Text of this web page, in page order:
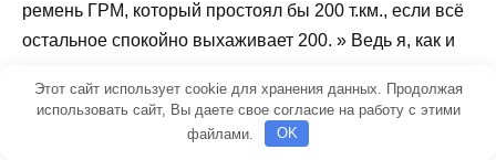
ремень ГРМ, который простоял бы 200 т.км., если всё
остальное спокойно выхаживает 200. » Ведь я, как и
своему авто, могут подтвердить, что кроме ходовой и
масла/фильтров (регулировка клапанов не в счет), в
Этот сайт использует cookie для хранения данных. Продолжая
использовать сайт, Вы даете свое согласие на работу с этими
файлами.
OK